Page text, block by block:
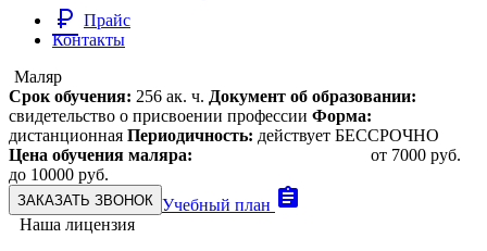
currency_ruble Прайс
Контакты
Маляр
Срок обучения: 256 ак. ч. Документ об образовании:
свидетельство о присвоении профессии Форма:
дистанционная Периодичность: действует БЕССРОЧНО
Цена обучения маляра:
от 7000 руб.
до 10000 руб.
ЗАКАЗАТЬ ЗВОНОК Учебный план assignment
Наша лицензия